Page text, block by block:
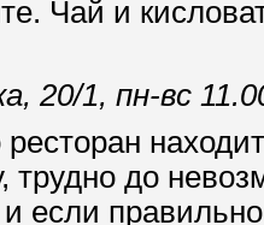
Чай и
20/1, пн-вс
ресторан
трудно до
правильно